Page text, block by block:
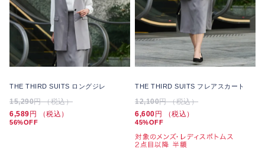
THE THIRD SUITS ロングジレ
15,290円 （税込）
6,589 円 （税込）
56%OFF
THE THIRD SUITS フレアスカート
12,100円 （税込）
6,600 円 （税込）
45%OFF